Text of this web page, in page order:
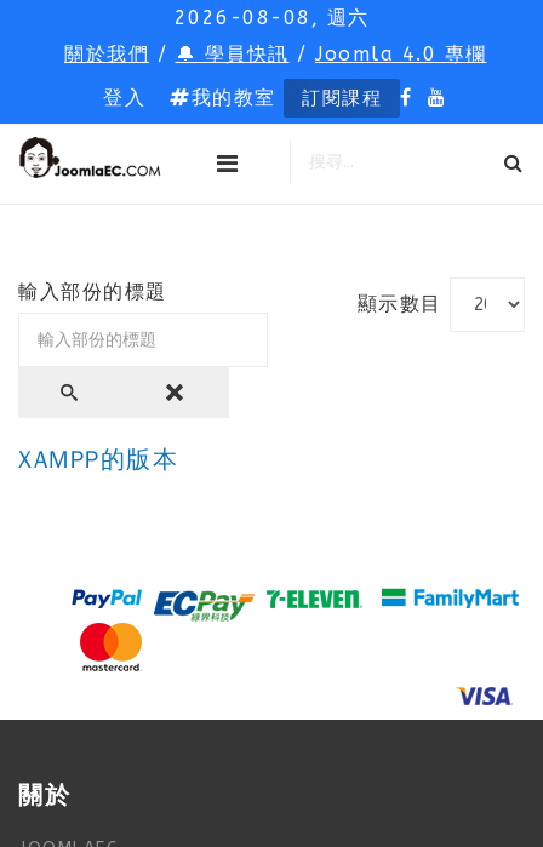
2026-08-08, 週六
關於我們 / 🔔 學員快訊 /Joomla 4.0 專欄
登入
我的教室 訂閱課程
輸入部份的標題
顯示數目
XAMPP的版本
關於